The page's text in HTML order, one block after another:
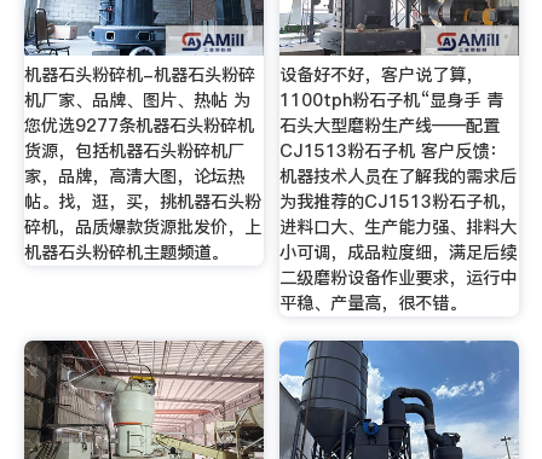
机器石头粉碎机-机器石头粉碎
机厂家、品牌、图片、热帖 为
您优选9277条机器石头粉碎机
货源，包括机器石头粉碎机厂
家，品牌，高清大图，论坛热
帖。找，逛，买，挑机器石头粉
碎机，品质爆款货源批发价，上
机器石头粉碎机主题频道。
设备好不好，客户说了算，
1100tph粉石子机“显身手 青
石头大型磨粉生产线——配置
CJ1513粉石子机 客户反馈：
机器技术人员在了解我的需求后
为我推荐的CJ1513粉石子机，
进料口大、生产能力强、排料大
小可调，成品粒度细，满足后续
二级磨粉设备作业要求，运行中
平稳、产量高，很不错。